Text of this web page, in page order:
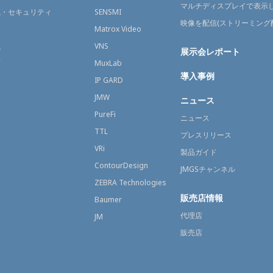
セキュリティ
SENSMI
Matrox Video
VNS
MuxLab
IP GARD
JMW
PureFi
TTL
VRi
ContourDesign
ZEBRA Technologies
Baumer
JM
マルチディスプレイで表示
映像を配信(ストリーミング
展示会レポート
導入事例
ニュース
ニュース
プレスリリース
製品ガイド
JMGSチャンネル
販売店情報
代理店
販売店